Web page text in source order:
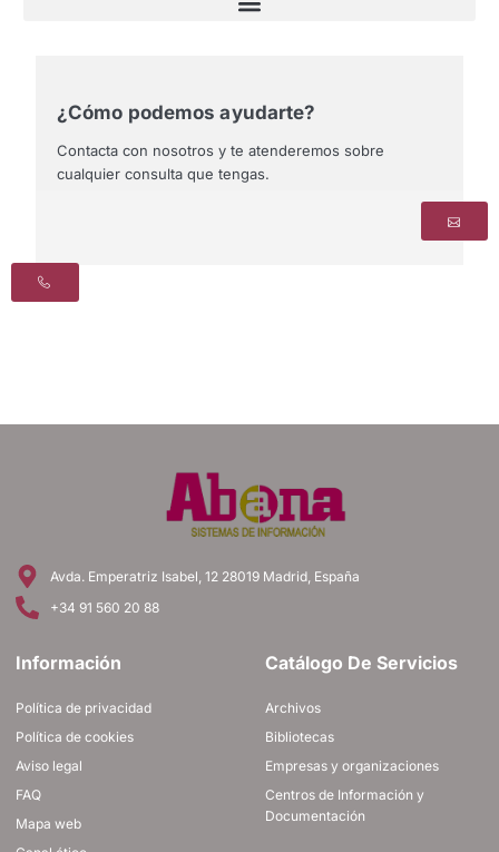
¿Cómo podemos ayudarte?
Contacta con nosotros y te atenderemos sobre
cualquier consulta que tengas.
Avda. Emperatriz Isabel, 12 28019 Madrid, España
+34 91 560 20 88
Información
Política de privacidad
Política de cookies
Aviso legal
FAQ
Mapa web
Catálogo De Servicios
Archivos
Bibliotecas
Empresas y organizaciones
Centros de Información y
Documentación